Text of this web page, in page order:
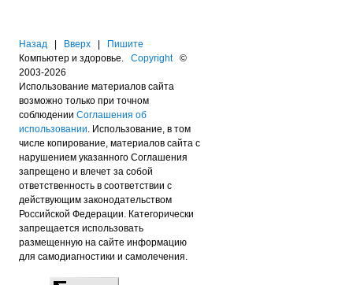
Назад Вверх
Пишите
Компьютер и здоровье. Copyright©
2003-2026
Использование материалов сайта
возможно только при точном
соблюдении Соглашения об
использовании. Использование, в том
числе копирование, материалов сайта с
нарушением указанного Соглашения
запрещено и влечет за собой
ответственность в соответствии с
действующим законодательством
Российской Федерации. Категорически
запрещается использовать
размещенную на сайте информацию
для самодиагностики и самолечения.